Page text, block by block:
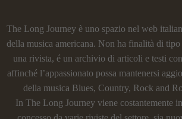
The Long Journey è uno spazio nel web
della musica americana. Non ha finalità di
una rivista, é un archivio di articoli e testi
affinché l’appassionato possa mantenersi
della musica Blues, Country, Rock and
In The Long Journey viene costantemente